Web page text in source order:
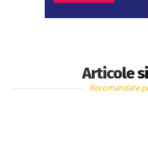
Articole
Recomandate